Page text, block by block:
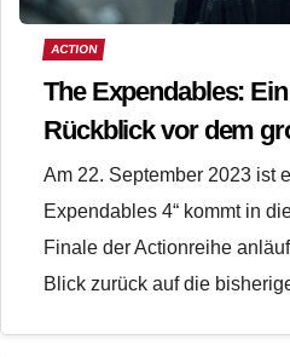
ACTION
The Expendables:
Rückblick vor dem
Am 22. September 2023 ist
Expendables 4“ kommt in
Finale der Actionreihe
Blick zurück auf die